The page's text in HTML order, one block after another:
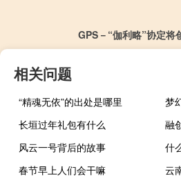
GPS－“伽利略”协定将
相关问题
“精魂无依”的出处是哪里
梦
长垣过年礼包有什么
风云一号背后的故事
什
春节早上人们会干嘛
云